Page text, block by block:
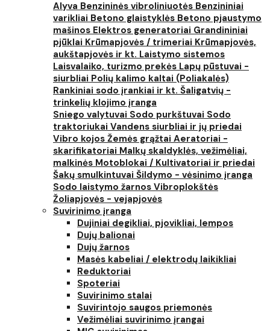
Alyva Benzininės vibroliniuotės Benzininiai
varikliai Betono glaistyklės Betono pjaustymo
mašinos Elektros generatoriai Grandininiai
pjūklai Krūmapjovės / trimeriai Krūmapjovės,
aukštapjovės ir kt. Laistymo sistemos
Laisvalaiko, turizmo prekės Lapų pūstuvai -
siurbliai Polių kalimo kaltai (Poliakalės)
Rankiniai sodo įrankiai ir kt. Šaligatvių -
trinkelių klojimo įranga
Sniego valytuvai Sodo purkštuvai Sodo
traktoriukai Vandens siurbliai ir jų priedai
Vibro kojos Žemės grąžtai Aeratoriai -
skarifikatoriai Malkų skaldyklės, vežimėliai,
malkinės Motoblokai / Kultivatoriai ir priedai
Šakų smulkintuvai Šildymo - vėsinimo įranga
Sodo laistymo žarnos Vibroplokštės
Žoliapjovės - vejapjovės
Suvirinimo įranga
Dujiniai degikliai, pjovikliai, lempos
Dujų balionai
Dujų žarnos
Masės kabeliai / elektrodų laikikliai
Reduktoriai
Spoteriai
Suvirinimo stalai
Suvirintojo saugos priemonės
Vežimėliai suvirinimo įrangai